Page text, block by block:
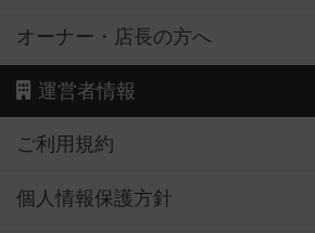
オーナー・店長の方へ
運営者情報
ご利用規約
個人情報保護方針